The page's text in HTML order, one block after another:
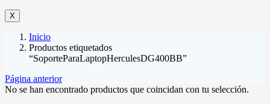
X
Inicio
Productos etiquetados
“SoporteParaLaptopHerculesDG400BB”
Página anterior
No se han encontrado productos que coincidan con tu selección.